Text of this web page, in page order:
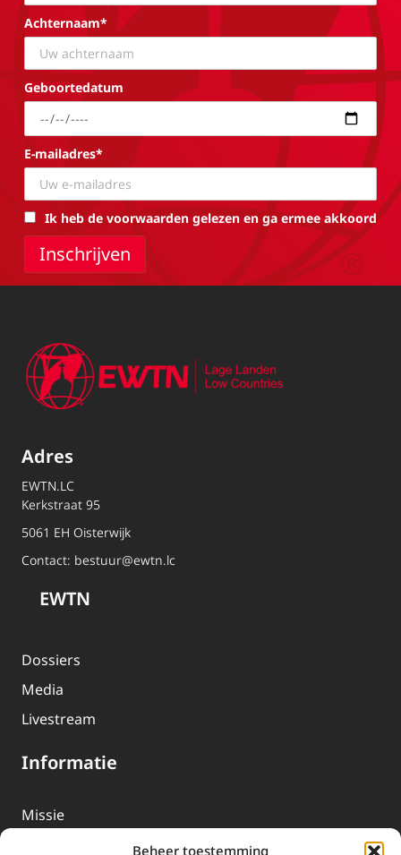
Beheer toestemming
Achternaam*
Geboortedatum
E-mailadres*
Ik heb de voorwaarden gelezen en ga ermee akkoord
Adres
EWTN.LC
Kerkstraat 95
5061 EH Oisterwijk
Contact: bestuur@ewtn.lc
EWTN
Dossiers
Media
Livestream
Informatie
Missie